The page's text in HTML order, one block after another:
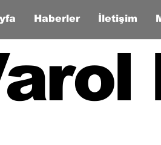
Haberler İletişim